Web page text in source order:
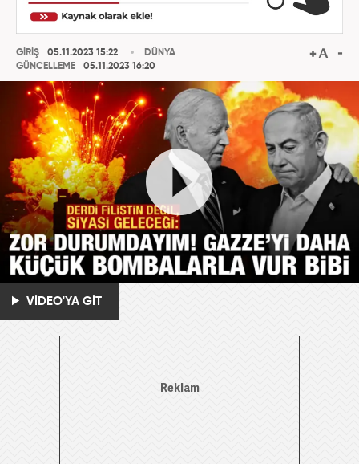
GİRİŞ
05.11.2023 15:22
GÜNCELLEME
05.11.2023 16:20
DÜNYA
VİDEO'YA GİT